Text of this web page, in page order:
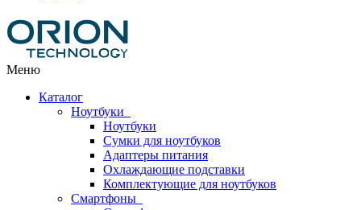
Меню
Каталог
Ноутбуки
Ноутбуки
Сумки для ноутбуков
Адаптеры питания
Охлаждающие подставки
Комплектующие для ноутбуков
Смартфоны